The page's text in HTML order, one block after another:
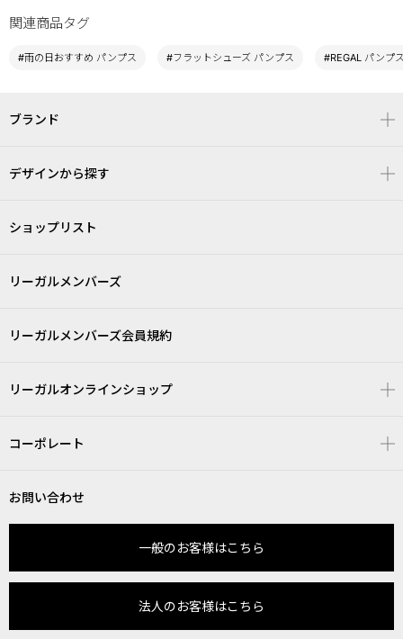
関連商品タグ
#雨の日おすすめ パンプス #フラットシューズ パンプス #REGAL パンプ
ブランド
デザインから探す
ショップリスト
リーガルメンバーズ
リーガルメンバーズ会員規約
リーガルオンラインショップ
コーポレート
お問い合わせ
一般のお客様はこちら
法人のお客様はこちら